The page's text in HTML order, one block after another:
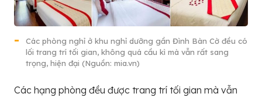
Các phòng nghỉ ở khu nghỉ dưỡng gần Đình Bàn Cờ đều có
lối trang trí tối gian, không quá cầu kì mà vẫn rất sang
trọng, hiện đại (Nguồn: mia.vn)
Các hạng phòng đều được trang trí tối gian mà vẫn